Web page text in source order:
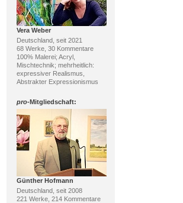
Vera Weber
Deutschland, seit 2021
68 Werke, 30 Kommentare
100% Malerei; Acryl,
Mischtechnik; mehrheitlich:
expressiver Realismus,
Abstrakter Expressionismus
pro-Mitgliedschaft:
Günther Hofmann
Deutschland, seit 2008
221 Werke, 214 Kommentare